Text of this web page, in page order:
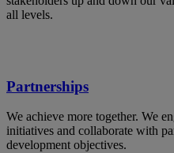
all levels.
Partnerships
We achieve more together. We
initiatives and collaborate with
development objectives.